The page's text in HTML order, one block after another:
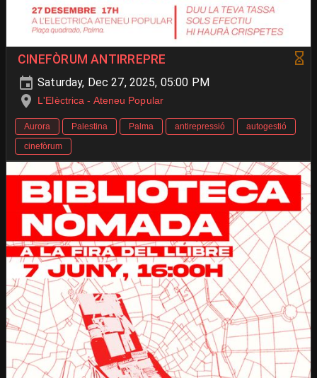
CINEFÒRUM ANTIRREPRE
Saturday, Dec 27, 2025, 05:00 PM
L'Elèctrica - Ateneu Popular
Aurora Palestina Palma antirepressió
autogestió
cinefòrum